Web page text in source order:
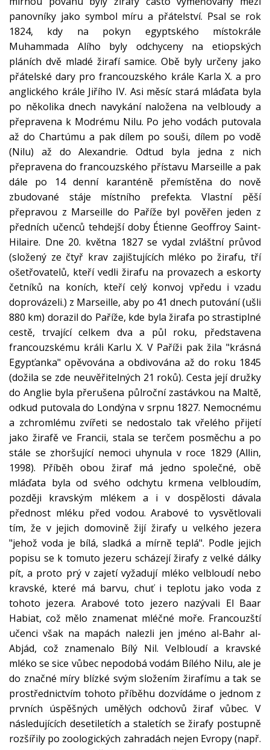
panovníky jako symbol míru a přátelství. Psal se rok
1824, kdy na pokyn egyptského místokrále
Muhammada Alího byly odchyceny na etiopských
pláních dvě mladé žirafí samice. Obě byly určeny jako
přátelské dary pro francouzského krále Karla X. a pro
anglického krále Jiřího IV. Asi měsíc stará mláďata byla
po několika dnech navykání naložena na velbloudy a
přepravena k Modrému Nilu. Po jeho vodách putovala
až do Chartúmu a pak dílem po souši, dílem po vodě
(Nilu) až do Alexandrie. Odtud byla jedna z nich
přepravena do francouzského přístavu Marseille a pak
dále po 14 denní karanténě přemístěna do nově
zbudované stáje místního prefekta. Vlastní pěší
přepravou z Marseille do Paříže byl pověřen jeden z
předních učenců tehdejší doby Étienne Geoffroy Saint-
Hilaire. Dne 20. května 1827 se vydal zvláštní průvod
(složený ze čtyř krav zajištujících mléko po žirafu, tří
ošetřovatelů, kteří vedli žirafu na provazech a eskorty
četníků na koních, kteří celý konvoj vpředu i vzadu
doprovázeli.) z Marseille, aby po 41 dnech putování (ušli
880 km) dorazil do Paříže, kde byla žirafa po strastiplné
cestě, trvající celkem dva a půl roku, představena
francouzskému králi Karlu X. V Paříži pak žila "krásná
Egypťanka" opěvována a obdivována až do roku 1845
(dožila se zde neuvěřitelných 21 roků). Cesta její družky
do Anglie byla přerušena půlroční zastávkou na Maltě,
odkud putovala do Londýna v srpnu 1827. Nemocnému
a zchromlému zvířeti se nedostalo tak vřelého přijetí
jako žirafě ve Francii, stala se terčem posměchu a po
stále se zhoršující nemoci uhynula v roce 1829 (Allin,
1998). Příběh obou žiraf má jedno společné, obě
mláďata byla od svého odchytu krmena velbloudím,
později kravským mlékem a i v dospělosti dávala
přednost mléku před vodou. Arabové to vysvětlovali
tím, že v jejich domovině žijí žirafy u velkého jezera
"jehož voda je bílá, sladká a mírně teplá". Podle jejich
popisu se k tomuto jezeru scházejí žirafy z velké dálky
pít, a proto prý v zajetí vyžadují mléko velbloudí nebo
kravské, které má barvu, chuť i teplotu jako voda z
tohoto jezera. Arabové toto jezero nazývali El Baar
Habiat, což mělo znamenat mléčné moře. Francouzští
učenci však na mapách nalezli jen jméno al-Bahr al-
Abjád, což znamenalo Bílý Nil. Velbloudí a kravské
mléko se sice vůbec nepodobá vodám Bílého Nilu, ale je
do značné míry blízké svým složením žirafímu a tak se
prostřednictvím tohoto příběhu dozvídáme o jednom z
prvních úspěšných umělých odchovů žiraf vůbec. V
následujících desetiletích a staletích se žirafy postupně
rozšířily po zoologických zahradách nejen Evropy (např.